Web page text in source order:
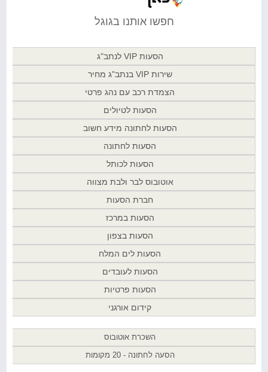
חפשו אותנו בגוגל
הסעות VIP לנתב"ג
שירות VIP בנתב"ג מחיר
הצמדת רכב עם נהג פרטי
הסעות לטיולים
הסעות לחתונה מידע חשוב
הסעות לחתונה
הסעות לכותל
אוטובוס לבר ולבת מצווה
חברת הסעות
הסעות במרכז
הסעות בצפון
הסעות לים המלח
הסעות לעובדים
הסעות פרטיות
קידום אורגני
השכרת אוטובוס
הסעה לחתונה - 20 מקומות